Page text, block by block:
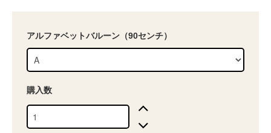
アルファベットバルーン（90センチ）
購入数